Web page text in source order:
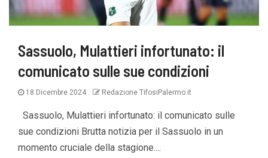
Sassuolo, Mulattieri infortunato: il
comunicato sulle sue condizioni
18 Dicembre 2024 Redazione TifosiPalermo.it
Sassuolo, Mulattieri infortunato: il comunicato sulle
sue condizioni Brutta notizia per il Sassuolo in un
momento cruciale della stagione....